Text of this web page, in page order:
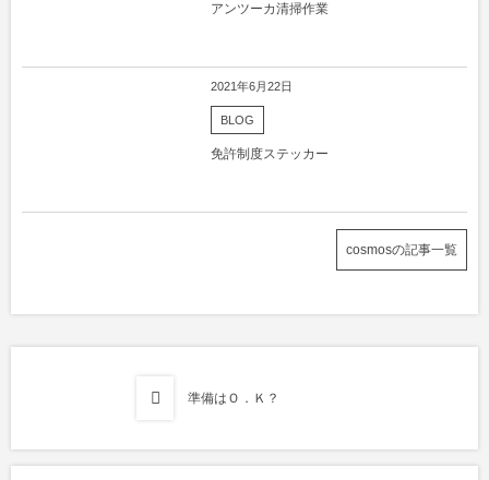
アンツーカ清掃作業
2021年6月22日
BLOG
免許制度ステッカー
cosmosの記事一覧
準備はＯ．Ｋ？